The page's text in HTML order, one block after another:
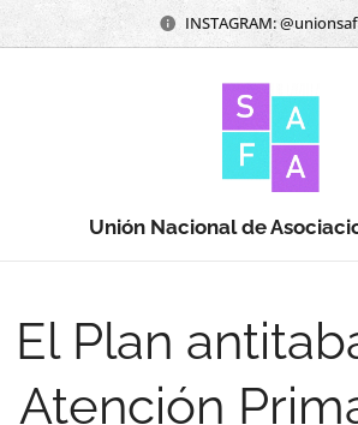
INSTAGRAM:
Unión Nacional de
El Plan
Atención